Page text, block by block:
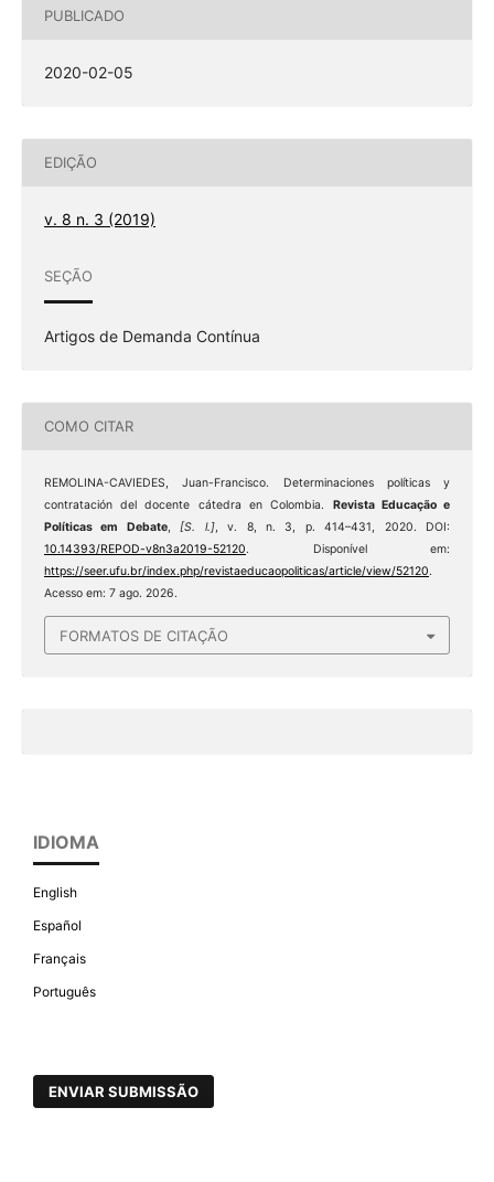
PUBLICADO
2020-02-05
EDIÇÃO
v. 8 n. 3 (2019)
SEÇÃO
Artigos de Demanda Contínua
COMO CITAR
REMOLINA-CAVIEDES, Juan-Francisco. Determinaciones políticas y
contratación del docente cátedra en Colombia. Revista Educação e
Políticas em Debate,[S. l.], v. 8, n. 3, p. 414–431, 2020. DOI:
10.14393/REPOD-v8n3a2019-52120. Disponível em:
https://seer.ufu.br/index.php/revistaeducaopoliticas/article/view/52120.
Acesso em: 7 ago. 2026.
FORMATOS DE CITAÇÃO
IDIOMA
English
Español
Français
Português
ENVIAR SUBMISSÃO